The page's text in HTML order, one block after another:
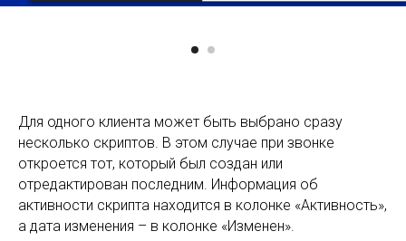
Для одного клиента может быть выбрано сразу
несколько скриптов. В этом случае при звонке
откроется тот, который был создан или
отредактирован последним. Информация об
активности скрипта находится в колонке «Активность»,
а дата изменения – в колонке «Изменен».